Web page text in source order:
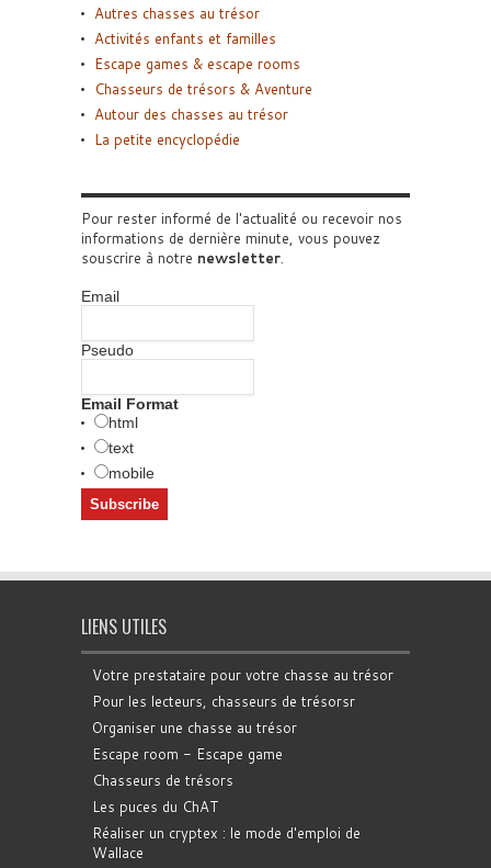
Autres chasses au trésor
Activités enfants et familles
Escape games & escape rooms
Chasseurs de trésors & Aventure
Autour des chasses au trésor
La petite encyclopédie
Pour rester informé de l'actualité ou recevoir nos
informations de dernière minute, vous pouvez
souscrire à notre newsletter.
Email
Pseudo
Email Format
html
text
mobile
LIENS UTILES
Votre prestataire pour votre chasse au trésor
Pour les lecteurs, chasseurs de trésorsr
Organiser une chasse au trésor
Escape room - Escape game
Chasseurs de trésors
Les puces du ChAT
Réaliser un cryptex : le mode d'emploi de
Wallace